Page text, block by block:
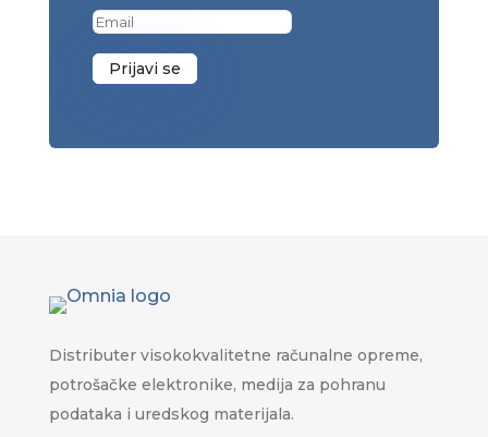
Prijavi se
Distributer visokokvalitetne računalne opreme,
potrošačke elektronike, medija za pohranu
podataka i uredskog materijala.